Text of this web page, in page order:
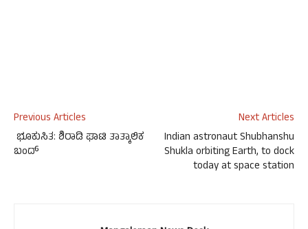
Previous Articles
ಭೂಕುಸಿತ: ಶಿರಾಡಿ ಘಾಟಿ ತಾತ್ಕಾಲಿಕ
ಬಂದ್
Next Articles
Indian astronaut Shubhanshu
Shukla orbiting Earth, to dock
today at space station